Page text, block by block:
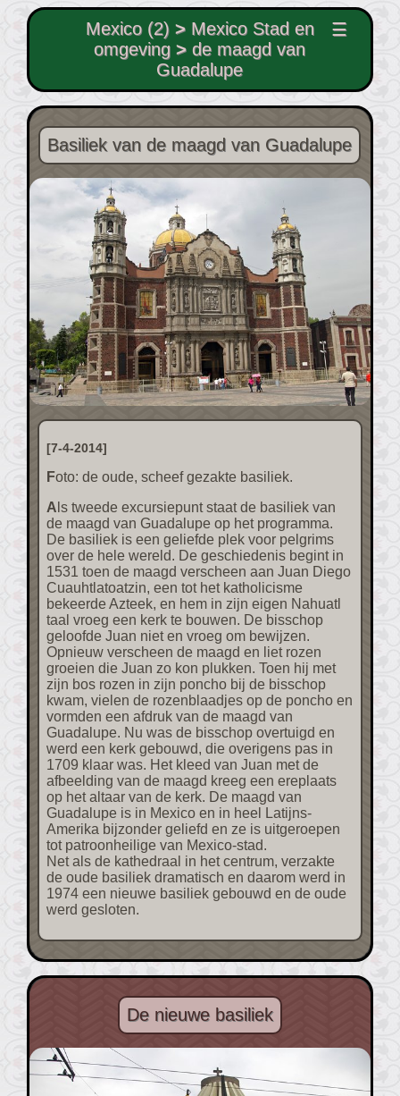
Mexico (2)> Mexico Stad en
omgeving >de maagd van
Guadalupe
☰
Basiliek van de maagd van Guadalupe
[7-4-2014]
Foto: de oude, scheef gezakte basiliek.
Als tweede excursiepunt staat de basiliek van
de maagd van Guadalupe op het programma.
De basiliek is een geliefde plek voor pelgrims
over de hele wereld. De geschiedenis begint in
1531 toen de maagd verscheen aan Juan Diego
Cuauhtlatoatzin, een tot het katholicisme
bekeerde Azteek, en hem in zijn eigen Nahuatl
taal vroeg een kerk te bouwen. De bisschop
geloofde Juan niet en vroeg om bewijzen.
Opnieuw verscheen de maagd en liet rozen
groeien die Juan zo kon plukken. Toen hij met
zijn bos rozen in zijn poncho bij de bisschop
kwam, vielen de rozenblaadjes op de poncho en
vormden een afdruk van de maagd van
Guadalupe. Nu was de bisschop overtuigd en
werd een kerk gebouwd, die overigens pas in
1709 klaar was. Het kleed van Juan met de
afbeelding van de maagd kreeg een ereplaats
op het altaar van de kerk. De maagd van
Guadalupe is in Mexico en in heel Latijns-
Amerika bijzonder geliefd en ze is uitgeroepen
tot patroonheilige van Mexico-stad.
Net als de kathedraal in het centrum, verzakte
de oude basiliek dramatisch en daarom werd in
1974 een nieuwe basiliek gebouwd en de oude
werd gesloten.
De nieuwe basiliek